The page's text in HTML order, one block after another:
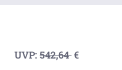
UVP: 542,64€